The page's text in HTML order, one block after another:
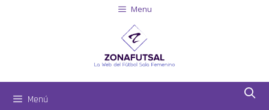
Menu
Menú